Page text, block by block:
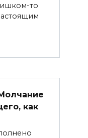
то
как